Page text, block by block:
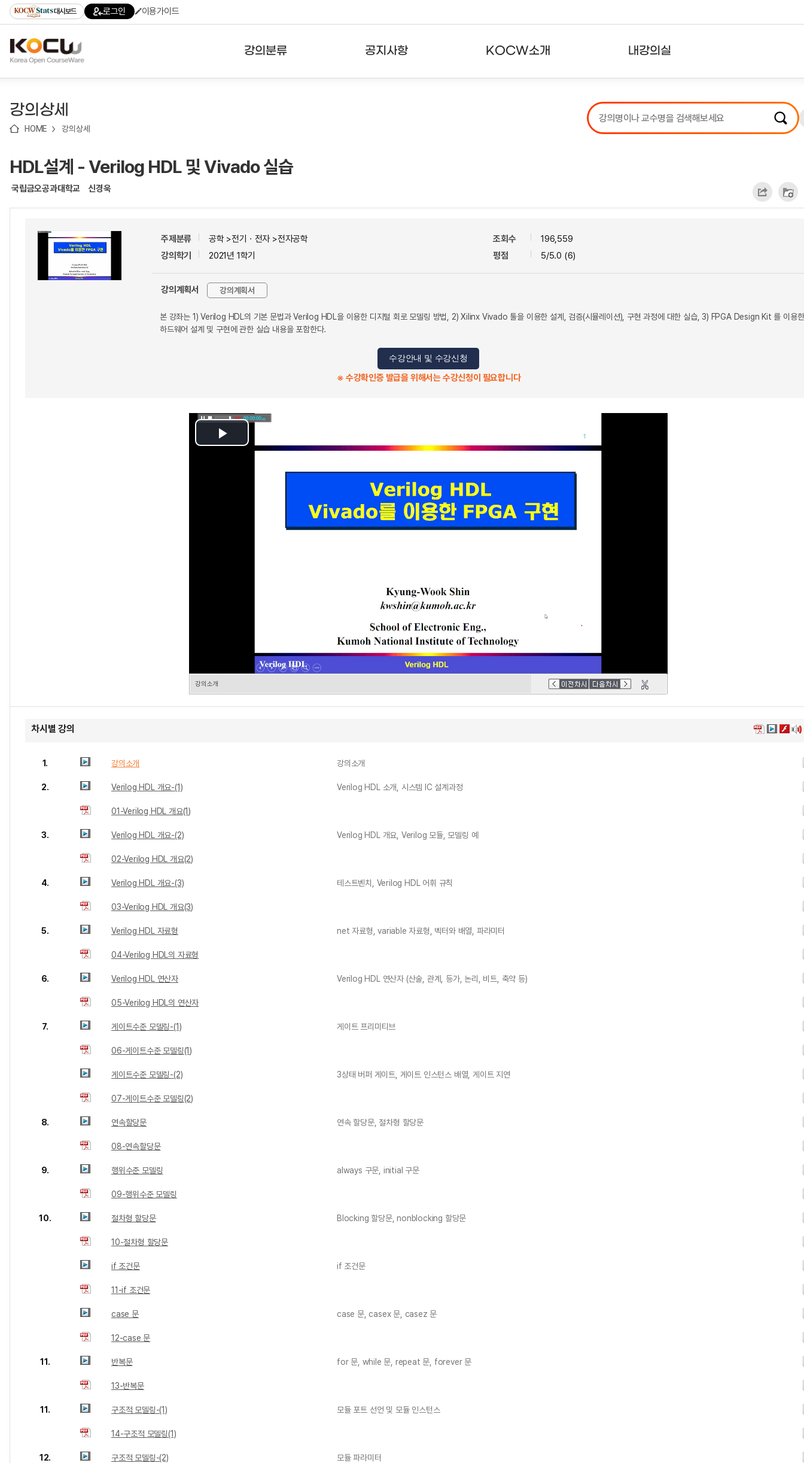
기
기
기
content)
가
대시보드 로그인 이용가이드
강의분류
테마강의
공지사항 KOCW소개 내강의실
강의리스트
수강확인증강의
강의상세
HOME 강의상세
HDL설계 - Verilog HDL 및 Vivado 실습
국립금오공과대학교 신경욱
주제분류
공학 >전기ㆍ전자 >전자공학
강의학기
2021년 1학기
조회수
196,559
평점
5/5.0 (6)
강의계획서 강의계획서
본 강좌는 1) Verilog HDL의 기본 문법과 Verilog HDL을 이용한 디지털 회로 모델링 방법, 2) Xilinx Vivado 툴을 이용한 설계, 검증(시뮬레이션), 구현 과정에 대한 실습, 3) FPGA Design Kit 를 이용한
하드웨어 설계 및 구현에 관한 실습 내용을 포함한다.
수강안내 및 수강신청
※ 수강확인증 발급을 위해서는 수강신청이 필요합니다
Play
강의소개
차시별 강의
1. 강의소개 강의소개
2. Verilog HDL 개요-(1) Verilog HDL 소개, 시스템 IC 설계과정
01-Verilog HDL 개요(1)
3. Verilog HDL 개요-(2) Verilog HDL 개요, Verilog 모듈, 모델링 예
02-Verilog HDL 개요(2)
4. Verilog HDL 개요-(3) 테스트벤치, Verilog HDL 어휘 규칙
03-Verilog HDL 개요(3)
5. Verilog HDL 자료형 net 자료형, variable 자료형, 벡터와 배열, 파라미터
04-Verilog HDL의 자료형
6. Verilog HDL 연산자 Verilog HDL 연산자 (산술, 관계, 등가, 논리, 비트, 축약 등)
05-Verilog HDL의 연산자
7. 게이트수준 모델링-(1) 게이트 프리미티브
06-게이트수준 모델링(1)
게이트수준 모델링-(2) 3상태 버퍼 게이트, 게이트 인스턴스 배열, 게이트 지연
07-게이트수준 모델링(2)
8. 연속할당문 연속 할당문, 절차형 할당문
08-연속할당문
9. 행위수준 모델링 always 구문, initial 구문
09-행위수준 모델링
10. 절차형 할당문 Blocking 할당문, nonblocking 할당문
10-절차형 할당문
if 조건문 if 조건문
11-if 조건문
case 문 case 문, casex 문, casez 문
12-case 문
11. 반복문 for 문, while 문, repeat 문, forever 문
13-반복문
11. 구조적 모델링-(1) 모듈 포트 선언 및 모듈 인스턴스
14-구조적 모델링(1)
12. 구조적 모델링-(2) 모듈 파라미터